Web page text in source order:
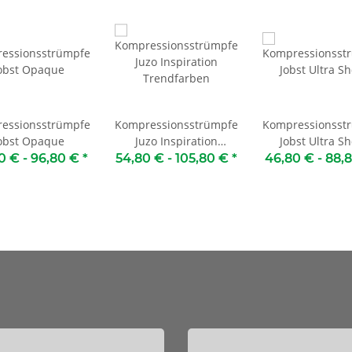
Opaque
€ - 96,80 € *
Kompressionsstrümpfe
Juzo Inspiration
Trendfarben
54,80 € - 105,80 € *
Jobst Ultra
46,80 € -